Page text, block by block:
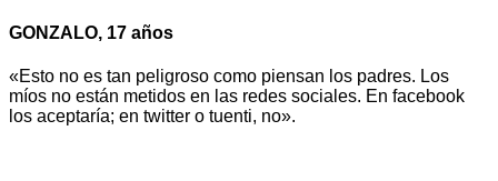
GONZALO, 17 años
«Esto no es tan peligroso como piensan los padres. Los
míos no están metidos en las redes sociales. En facebook
los aceptaría; en twitter o tuenti, no».